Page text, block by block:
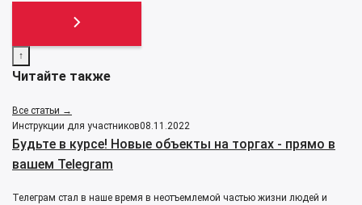
↑
Читайте также
Все статьи →
Инструкции для участников08.11.2022
Будьте в курсе! Новые объекты на торгах - прямо в
вашем Telegram
Телеграм стал в наше время в неотъемлемой частью жизни людей и